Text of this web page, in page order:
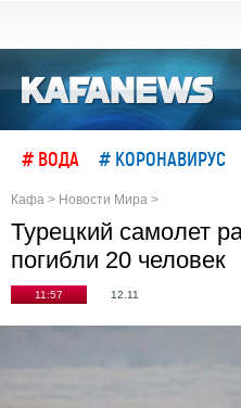
# ВОДА # КОРОНАВИРУС
Кафа > Новости Мира >
Турецкий самолет
погибли 20 человек
11:57 12.11